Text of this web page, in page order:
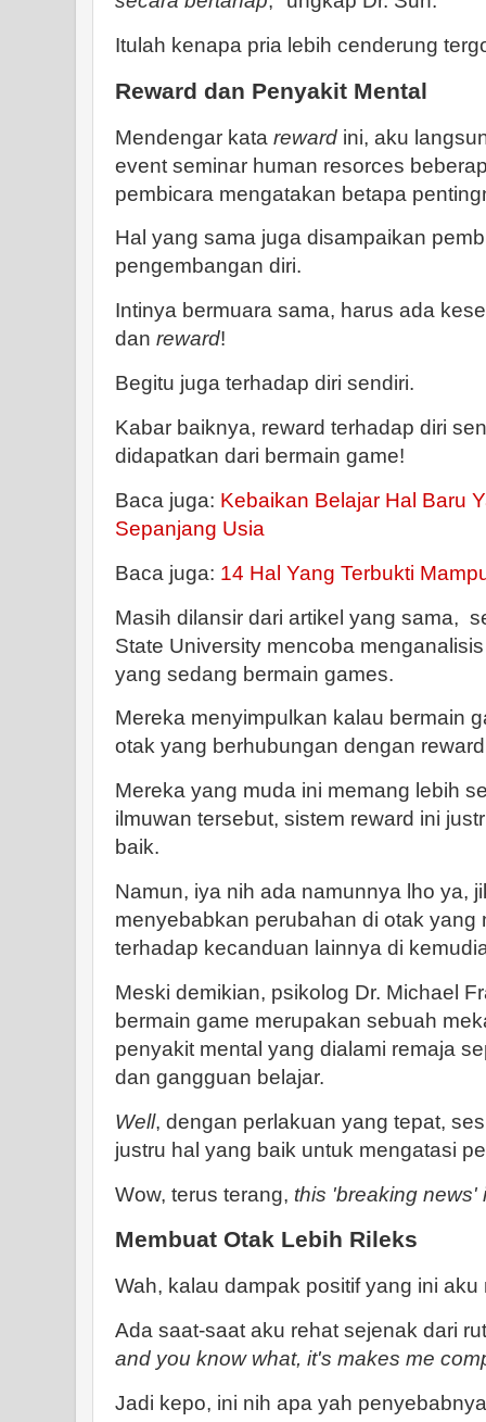
Itulah kenapa pria lebih cenderung
Reward dan Penyakit Mental
Mendengar kata reward ini, aku
event seminar human resorces
pembicara mengatakan betapa
Hal yang sama juga disampaikan
pengembangan diri.
Intinya bermuara sama, harus ada
dan reward!
Begitu juga terhadap diri sendiri.
Kabar baiknya, reward terhadap diri
didapatkan dari bermain game!
Baca juga: Kebaikan Belajar Hal Baru
Sepanjang Usia
Baca juga: 14 Hal Yang Terbukti
Masih dilansir dari artikel yang sama,
State University mencoba
yang sedang bermain games.
Mereka menyimpulkan kalau bermain
otak yang berhubungan dengan
Mereka yang muda ini memang lebih
ilmuwan tersebut, sistem reward ini
baik.
Namun, iya nih ada namunnya lho ya,
menyebabkan perubahan di otak yang
terhadap kecanduan lainnya di
Meski demikian, psikolog Dr. Michael
bermain game merupakan sebuah
penyakit mental yang dialami remaja
dan gangguan belajar.
Well, dengan perlakuan yang tepat,
justru hal yang baik untuk mengatasi
Wow, terus terang, this 'breaking news'
Membuat Otak Lebih Rileks
Wah, kalau dampak positif yang ini
Ada saat-saat aku rehat sejenak dari
and you know what, it's makes me
Jadi kepo, ini nih apa yah